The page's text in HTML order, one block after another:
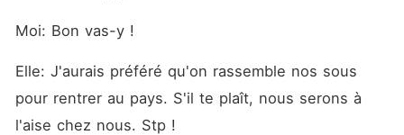
Moi: Bon vas-y !
Elle: J'aurais préféré qu'on rassemble nos sous
pour rentrer au pays. S'il te plaît, nous serons à
l'aise chez nous. Stp !